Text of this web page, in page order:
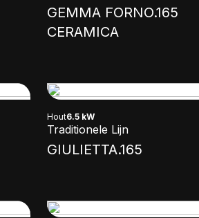
GEMMA FORNO.165
CERAMICA
Hout6.5 kW
Traditionele Lijn
GIULIETTA.165